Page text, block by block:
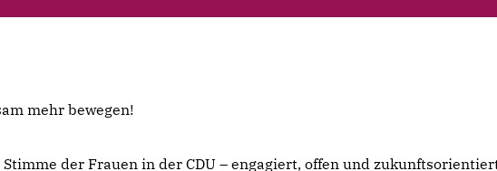
mehr bewegen!
der Frauen in der CDU – engagiert, offen und